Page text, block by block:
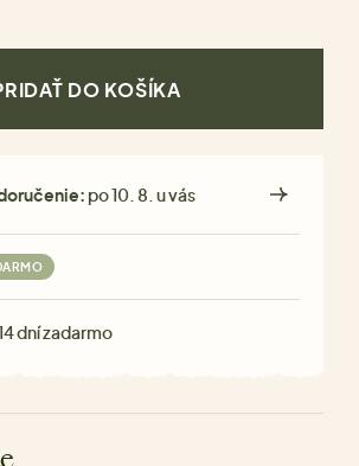
DO KOŠÍKA
po 10. 8. u vás
dní zadarmo